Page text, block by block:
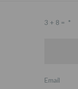
3 + 8 = *
Email